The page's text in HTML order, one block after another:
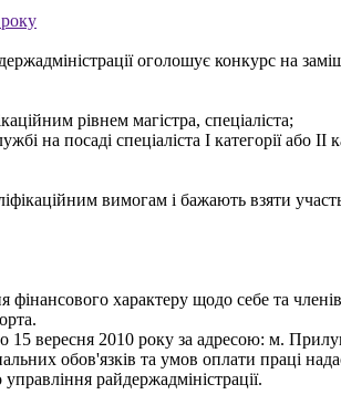
оголошує конкурс на
рівнем магістра, спеціаліста;
на посаді спеціаліста І категорії
вимогам і бажають взяти
характеру щодо себе та членів
вересня 2010 року за адресою: м.
обов'язків та умов оплати праці
райдержадміністрації.